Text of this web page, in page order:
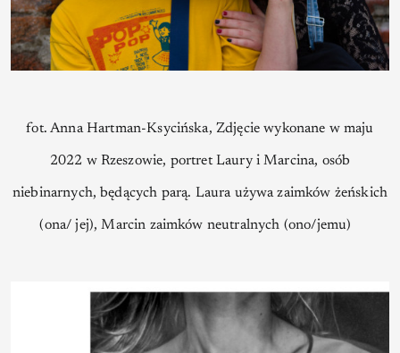
fot. Anna Hartman-Ksycińska, Zdjęcie wykonane w maju
2022 w Rzeszowie, portret Laury i Marcina, osób
niebinarnych, będących parą. Laura używa zaimków żeńskich
(ona/ jej), Marcin zaimków neutralnych (ono/jemu)